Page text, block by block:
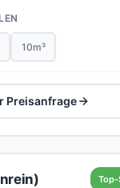
10m³
Preisanfrage